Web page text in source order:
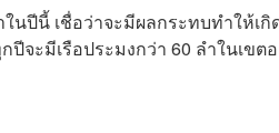
นปีนี้ เชื่อว่าจะมีผลกระทบทำให้เ
จะมีเรือประมงกว่า 60 ลำในเข